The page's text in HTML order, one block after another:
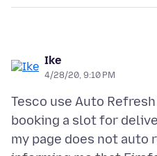
Ike
4/28/20, 9:10 PM
Tesco use Auto
booking a slot for
my page does not auto